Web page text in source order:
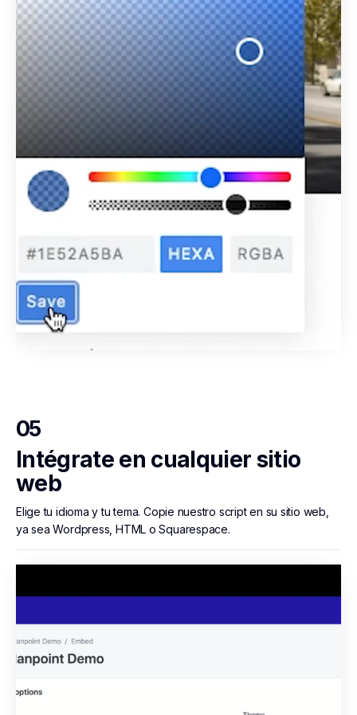
05
Intégrate en cualquier sitio
web
Elige tu idioma y tu tema. Copie nuestro script en su sitio web,
ya sea Wordpress, HTML o Squarespace.